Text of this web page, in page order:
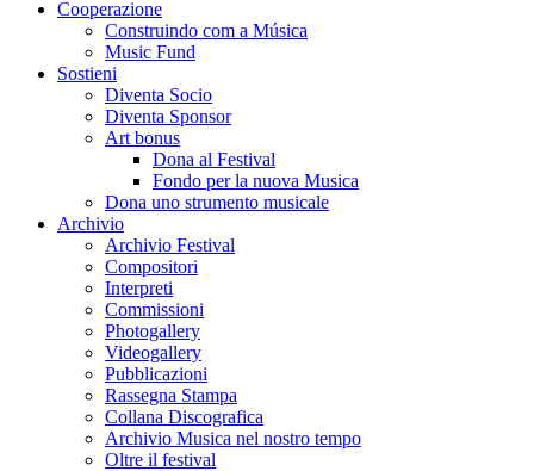
Cooperazione
Construindo com a Música
Music Fund
Sostieni
Diventa Socio
Diventa Sponsor
Art bonus
Dona al Festival
Fondo per la nuova Musica
Dona uno strumento musicale
Archivio
Archivio Festival
Compositori
Interpreti
Commissioni
Photogallery
Videogallery
Pubblicazioni
Rassegna Stampa
Collana Discografica
Archivio Musica nel nostro tempo
Oltre il festival